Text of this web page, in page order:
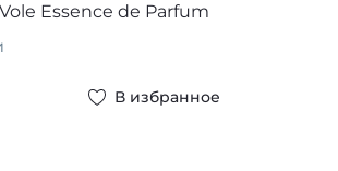
Essence de Parfum
В избранное